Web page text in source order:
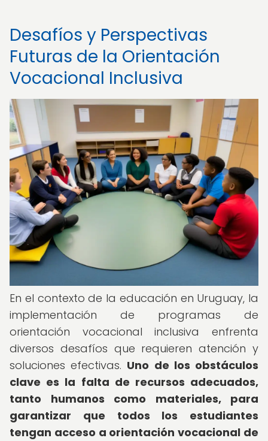
Desafíos y Perspectivas
Futuras de la Orientación
Vocacional Inclusiva
En el contexto de la educación en Uruguay, la
implementación de programas de
orientación vocacional inclusiva enfrenta
diversos desafíos que requieren atención y
soluciones efectivas. Uno de los obstáculos
clave es la falta de recursos adecuados,
tanto humanos como materiales, para
garantizar que todos los estudiantes
tengan acceso a orientación vocacional de